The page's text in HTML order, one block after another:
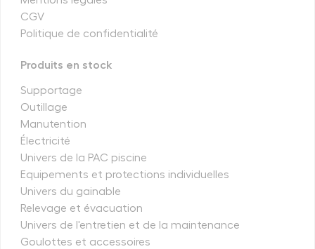
CGV
Politique de confidentialité
Produits en stock
Supportage
Outillage
Manutention
Électricité
Univers de la PAC piscine
Equipements et protections individuelles
Univers du gainable
Relevage et évacuation
Univers de l'entretien et de la maintenance
Goulottes et accessoires